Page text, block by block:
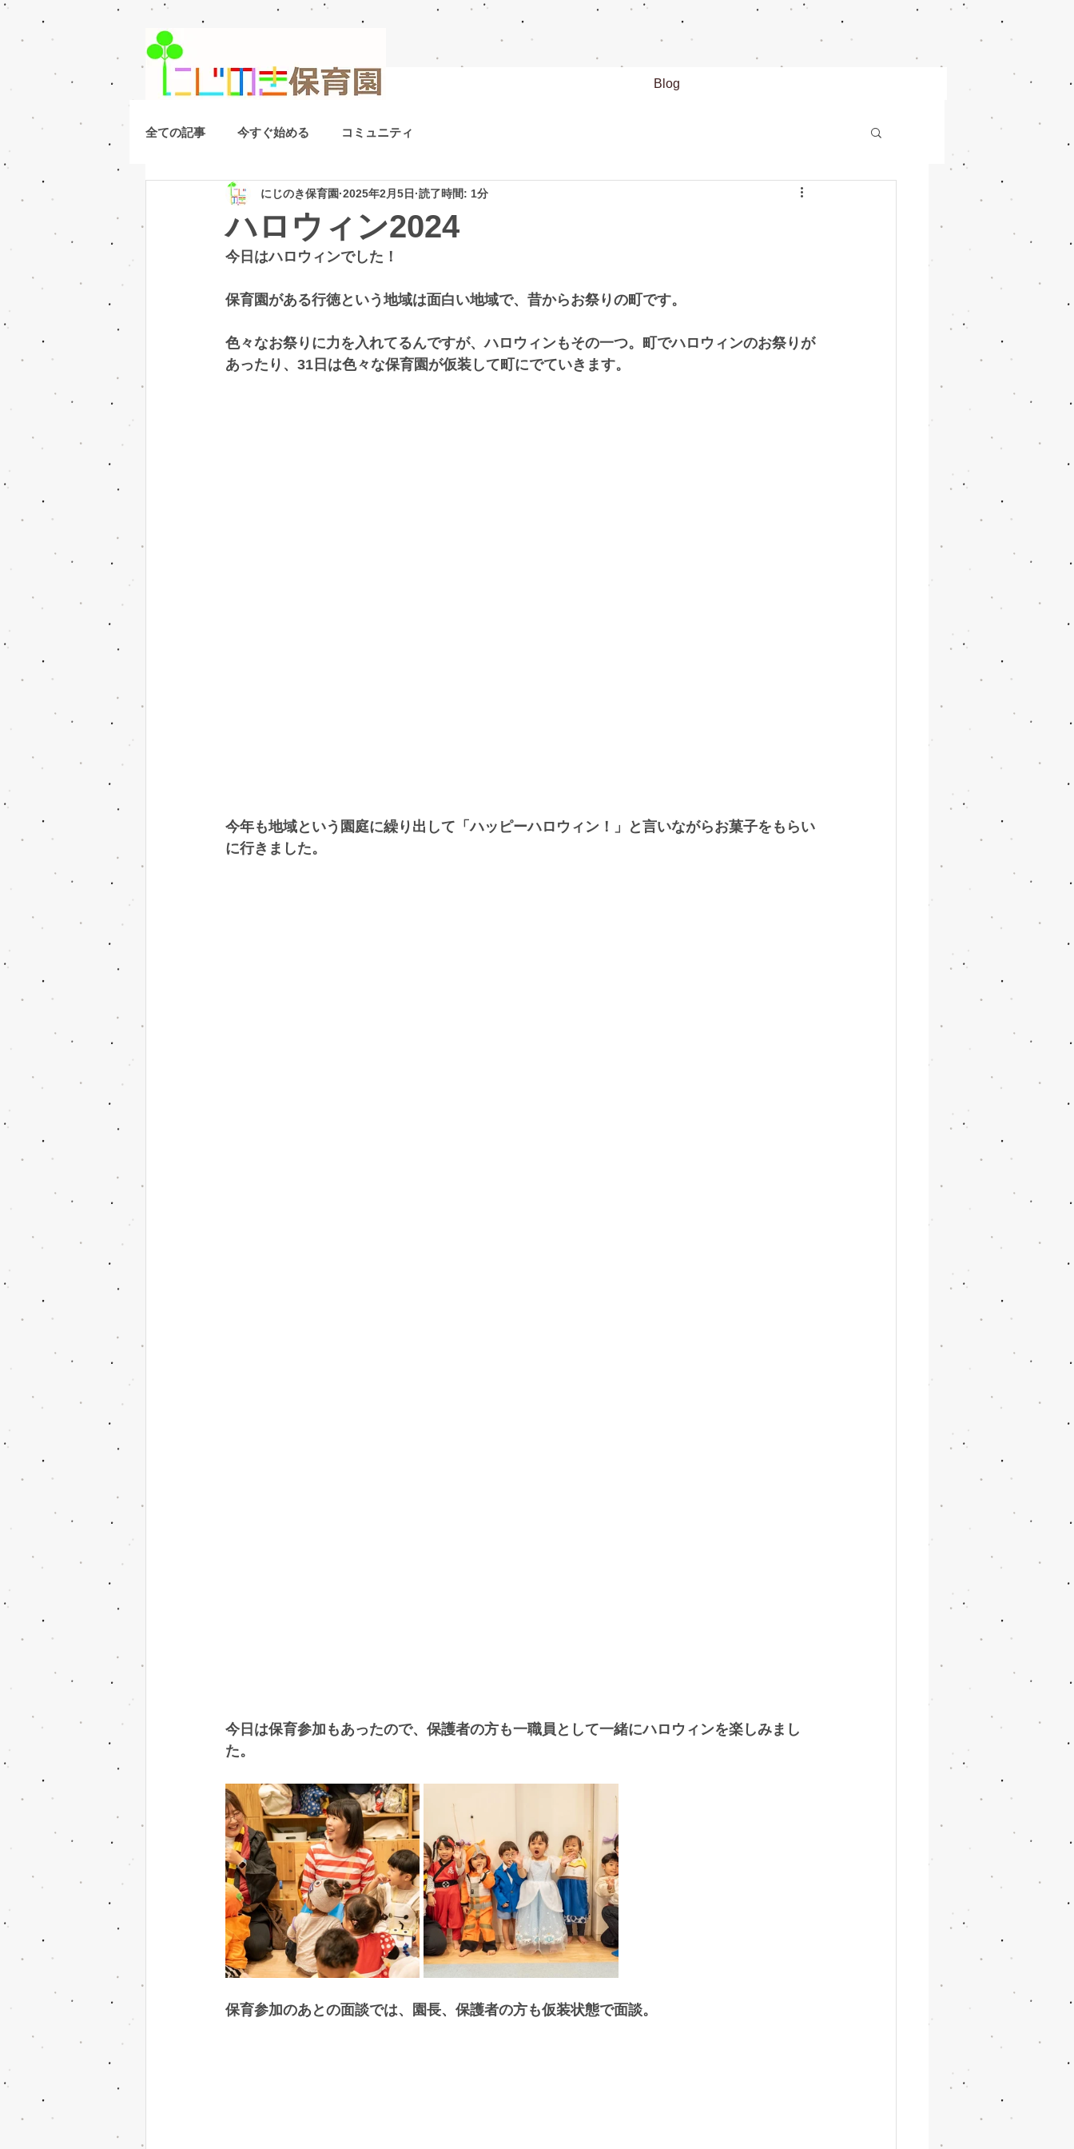
Blog
全ての記事 今すぐ始める コミュニティ
ハロウィン2024
にじのき保育園 2025年2月5日 読了時間: 1分
今日はハロウィンでした！
保育園がある行徳という地域は面白い地域で、昔からお祭りの町です。
色々なお祭りに力を入れてるんですが、ハロウィンもその一つ。町でハロウィンのお祭りが
あったり、31日は色々な保育園が仮装して町にでていきます。
今年も地域という園庭に繰り出して「ハッピーハロウィン！」と言いながらお菓子をもらい
に行きました。
今日は保育参加もあったので、保護者の方も一職員として一緒にハロウィンを楽しみまし
た。
保育参加のあとの面談では、園長、保護者の方も仮装状態で面談。